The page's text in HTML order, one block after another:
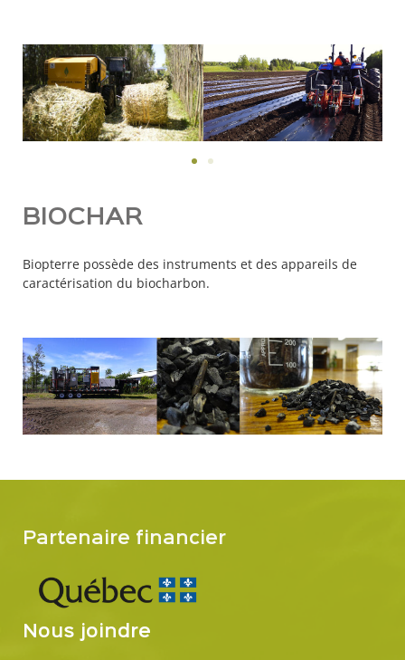
BIOCHAR
Biopterre possède des instruments et des appareils de
caractérisation du biocharbon.
Partenaire financier
Nous joindre